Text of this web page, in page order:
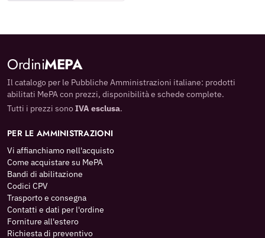
OrdiniMEPA
Il catalogo per le Pubbliche Amministrazioni italiane: prodotti
abilitati MePA con prezzi, disponibilità e schede complete.
Tutti i prezzi sonoIVA esclusa.
PER LE AMMINISTRAZIONI
Vi affianchiamo nell'acquisto
Come acquistare su MePA
Bandi di abilitazione
Codici CPV
Trasporto e consegna
Contatti e dati per l'ordine
Forniture all'estero
Richiesta di preventivo